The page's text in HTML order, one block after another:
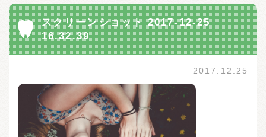
スクリーンショット 2017-12-25
16.32.39
2017.12.25